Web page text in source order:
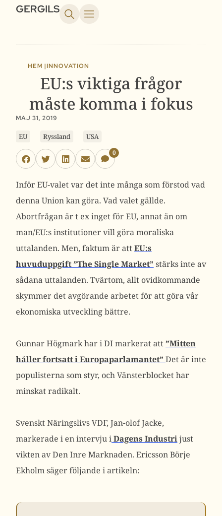
GERGILS
HEM |INNOVATION
EU:s viktiga frågor
måste komma i fokus
MAJ 31, 2019
EU Ryssland USA
0
Inför EU-valet var det inte många som förstod vad
denna Union kan göra. Vad valet gällde.
Abortfrågan är t ex inget för EU, annat än om
man/EU:s institutioner vill göra moraliska
uttalanden. Men, faktum är attEU:s
huvuduppgift ”The Single Market” stärks inte av
sådana uttalanden. Tvärtom, allt ovidkommande
skymmer det avgörande arbetet för att göra vår
ekonomiska utveckling bättre.
Gunnar Högmark har i DI markerat att ”Mitten
håller fortsatt i Europaparlamantet” Det är inte
populisterna som styr, och Vänsterblocket har
minskat radikalt.
Svenskt Näringslivs VDF, Jan-olof Jacke,
markerade i en intervju iDagens Industrijust
vikten av Den Inre Marknaden. Ericsson Börje
Ekholm säger följande i artikeln: